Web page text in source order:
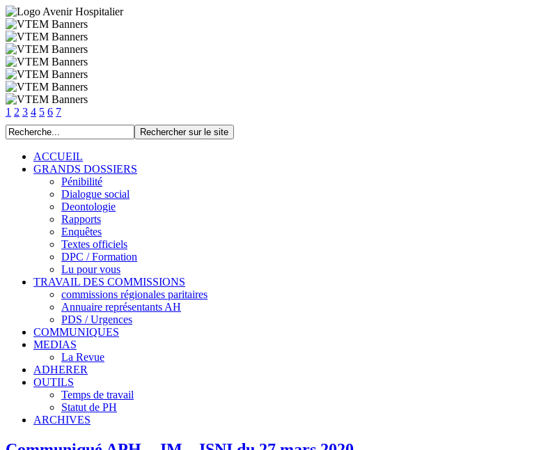
1 2 3 4 5 6 7
ACCUEIL
GRANDS DOSSIERS
Pénibilité
Dialogue social
Deontologie
Rapports
Enquêtes
Textes officiels
DPC / Formation
Lu pour vous
TRAVAIL DES COMMISSIONS
commissions régionales paritaires
Annuaire représentants AH
PDS / Urgences
COMMUNIQUES
MEDIAS
La Revue
ADHERER
OUTILS
Temps de travail
Statut de PH
ARCHIVES